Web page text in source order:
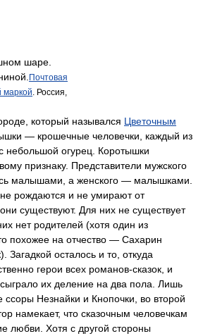
шаре.
Почтовая
маркой . Россия,
который назывался Цветочным
— крошечные человечки, каждый из
небольшой огурец. Коротышки
признаку. Представители мужского
малышами, а женского — малышками.
рождаются и не умирают от
существуют. Для них не существует
нет родителей (хотя один из
похожее на отчество — Сахарин
Загадкой осталось и то, откуда
герои всех романов-сказок, и
их деление на два пола. Лишь
Незнайки и Кнопочки, во второй
намекает, что сказочным человечкам
любви. Хотя с другой стороны